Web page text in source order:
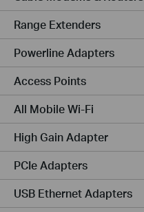
Range Extenders
Powerline Adapters
Access Points
All Mobile Wi-Fi
High Gain Adapter
PCIe Adapters
USB Ethernet Adapters